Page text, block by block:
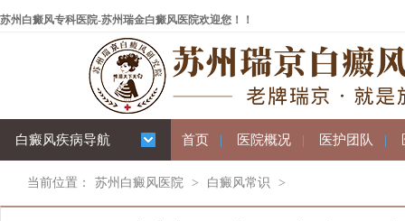
苏州白癜风专科医院-苏州瑞金白癜风医院欢迎您！！
白癜风疾病导航 首页 | 医院概况 | 医护团队 |
当前位置： 苏州白癜风医院 > 白癜风常识 >